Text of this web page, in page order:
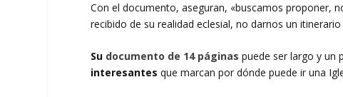
Con el documento, aseguran, «buscamos proponer,
recibido de su realidad eclesial, no darnos un
Su documento de 14 páginas puede ser largo y un
interesantes que marcan por dónde puede ir una